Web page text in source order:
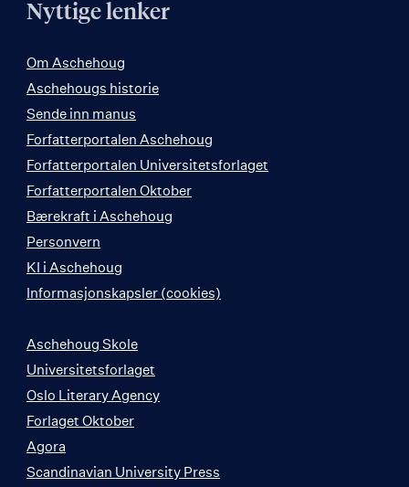
Nyttige lenker
Om Aschehoug
Aschehougs historie
Sende inn manus
Forfatterportalen Aschehoug
Forfatterportalen Universitetsforlaget
Forfatterportalen Oktober
Bærekraft i Aschehoug
Personvern
KI i Aschehoug
Informasjonskapsler (cookies)
Aschehoug Skole
Universitetsforlaget
Oslo Literary Agency
Forlaget Oktober
Agora
Scandinavian University Press